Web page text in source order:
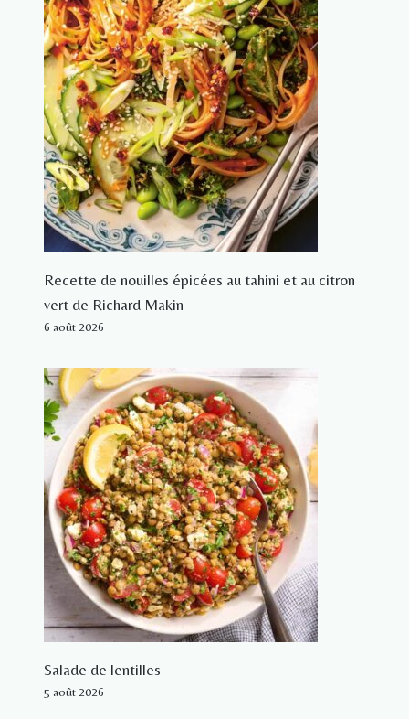
Recette de nouilles épicées au tahini et au citron
vert de Richard Makin
6 août 2026
Salade de lentilles
5 août 2026